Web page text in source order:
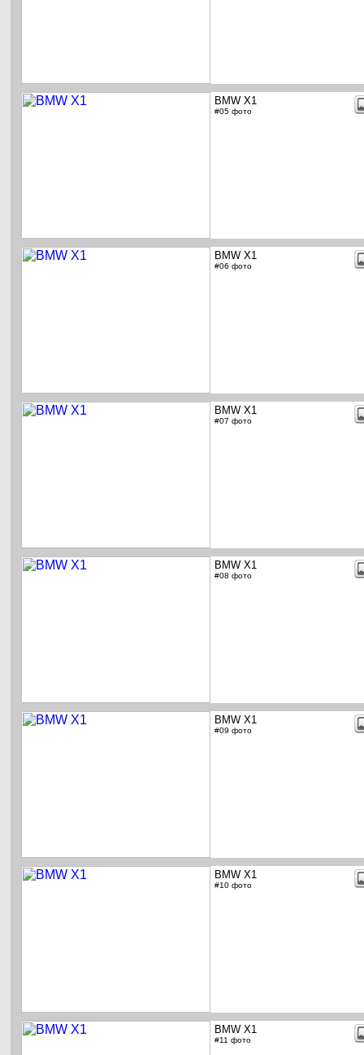
BMW X1
#05 фото
BMW X1
#06 фото
BMW X1
#07 фото
BMW X1
#08 фото
BMW X1
#09 фото
BMW X1
#10 фото
BMW X1
#11 фото